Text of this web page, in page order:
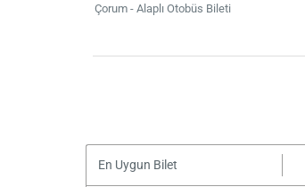
Çorum - Alaplı Otobüs Bileti
En Uygun Bilet